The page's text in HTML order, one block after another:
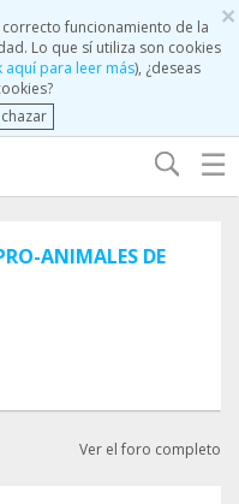
×
funcionamiento de la
Lo que sí utiliza son cookies
aquí para leer más), ¿deseas
☰
ANIMALES DE
Ver el foro completo